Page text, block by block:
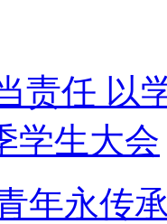
责任
学生大会
年永